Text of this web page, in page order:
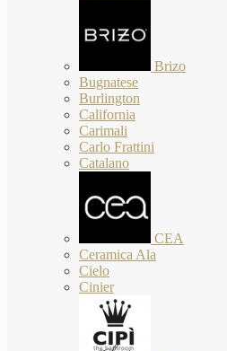
Brizo
Bugnatese
Burlington
California
Carimali
Carlo Frattini
Catalano
CEA
Ceramica Ala
Cielo
Cinier